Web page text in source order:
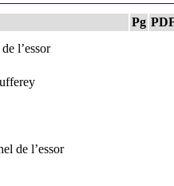
Pg
l’essor
de l’essor